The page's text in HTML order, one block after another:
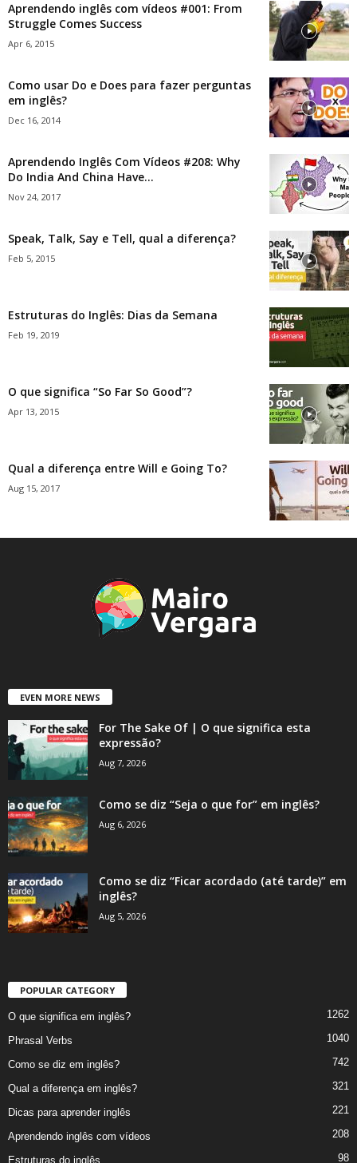
Aprendendo inglês com vídeos #001: From
Struggle Comes Success
Apr 6, 2015
Como usar Do e Does para fazer perguntas
em inglês?
Dec 16, 2014
Aprendendo Inglês Com Vídeos #208: Why
Do India And China Have...
Nov 24, 2017
Speak, Talk, Say e Tell, qual a diferença?
Feb 5, 2015
Estruturas do Inglês: Dias da Semana
Feb 19, 2019
O que significa “So Far So Good”?
Apr 13, 2015
Qual a diferença entre Will e Going To?
Aug 15, 2017
EVEN MORE NEWS
For The Sake Of | O que significa esta
expressão?
Aug 7, 2026
Como se diz “Seja o que for” em inglês?
Aug 6, 2026
Como se diz “Ficar acordado (até tarde)” em
inglês?
Aug 5, 2026
POPULAR CATEGORY
O que significa em inglês? 1262
Phrasal Verbs 1040
Como se diz em inglês? 742
Qual a diferença em inglês? 321
Dicas para aprender inglês 221
Aprendendo inglês com vídeos 208
Estruturas do inglês 98